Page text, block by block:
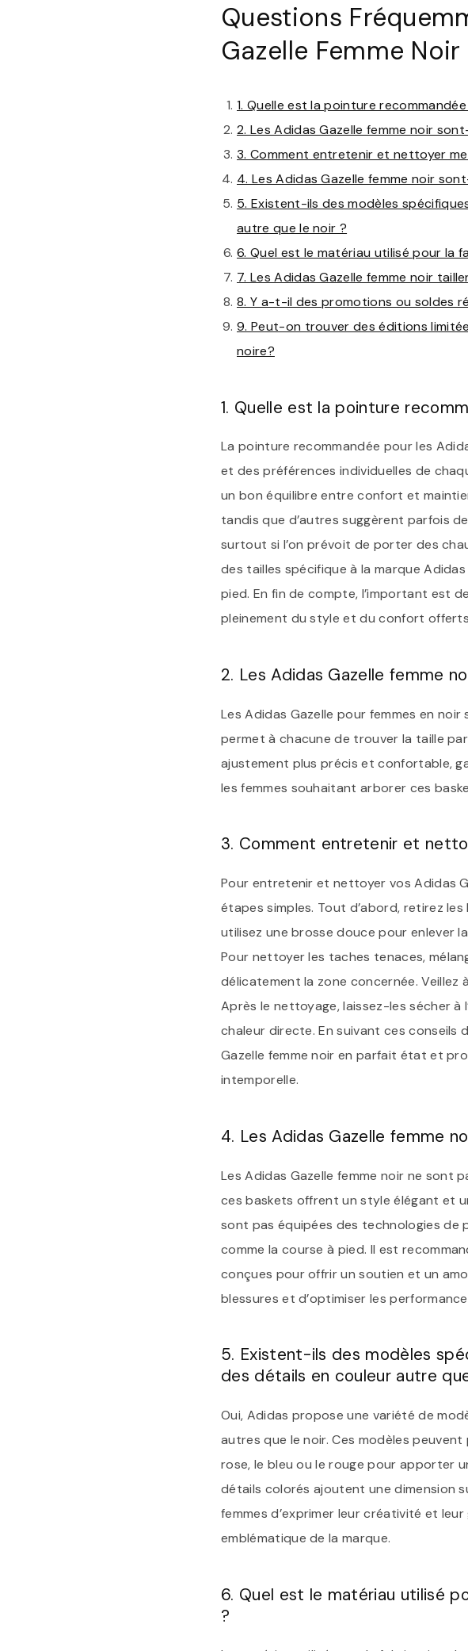
Questions
Gazelle Femme Noir
1. Quelle est la pointure
2. Les Adidas Gazelle femme noir
3. Comment entretenir et nettoyer
4. Les Adidas Gazelle femme noir
5. Existent-ils des modèles
autre que le noir ?
6. Quel est le matériau utilisé pour la
7. Les Adidas Gazelle femme noir
8. Y a-t-il des promotions ou soldes
9. Peut-on trouver des éditions
noire?
1. Quelle est la pointure
La pointure recommandée pour les
et des préférences individuelles de
un bon équilibre entre confort et
tandis que d’autres suggèrent parfois
surtout si l’on prévoit de porter des
des tailles spécifique à la marque
pied. En fin de compte, l’important est
pleinement du style et du confort
2. Les Adidas Gazelle femme
Les Adidas Gazelle pour femmes en
permet à chacune de trouver la taille
ajustement plus précis et confortable,
les femmes souhaitant arborer ces
3. Comment entretenir et
Pour entretenir et nettoyer vos Adidas
étapes simples. Tout d’abord, retirez
utilisez une brosse douce pour enlever
Pour nettoyer les taches tenaces,
délicatement la zone concernée. Veillez
Après le nettoyage, laissez-les sécher
chaleur directe. En suivant ces conseils
Gazelle femme noir en parfait état et
intemporelle.
4. Les Adidas Gazelle femme
Les Adidas Gazelle femme noir ne sont
ces baskets offrent un style élégant et
sont pas équipées des technologies de
comme la course à pied. Il est
conçues pour offrir un soutien et un
blessures et d’optimiser les
5. Existent-ils des modèles
des détails en couleur autre
Oui, Adidas propose une variété de
autres que le noir. Ces modèles
rose, le bleu ou le rouge pour apporter
détails colorés ajoutent une dimension
femmes d’exprimer leur créativité et
emblématique de la marque.
6. Quel est le matériau utilisé
?